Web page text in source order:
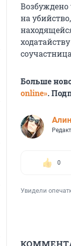
Возбуждено
на
Больше
online».
0
Увидели